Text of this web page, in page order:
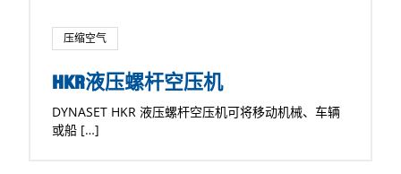
压缩空气
HKR液压螺杆空压机
DYNASET HKR 液压螺杆空压机可将移动机械、车辆
或船 […]